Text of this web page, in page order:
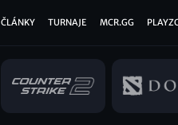
Hlavní
ČLÁNKY TURNAJE MCR.GG